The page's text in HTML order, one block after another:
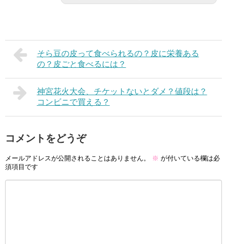
そら豆の皮って食べられるの？皮に栄養ある
の？皮ごと食べるには？
神宮花火大会、チケットないとダメ？値段は？
コンビニで買える？
コメントをどうぞ
メールアドレスが公開されることはありません。 ※ が付いている欄は必
須項目です